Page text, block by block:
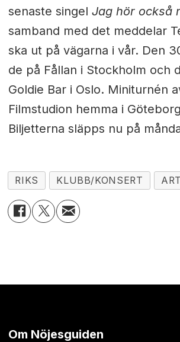
senaste singel Jag hör också
samband med det meddelar
ska ut på vägarna i vår. Den
de på Fållan i Stockholm och
Goldie Bar i Oslo. Miniturnén
Filmstudion hemma i
Biljetterna släpps nu på
RIKS KLUBB/KONSERT
Om Nöjesguiden